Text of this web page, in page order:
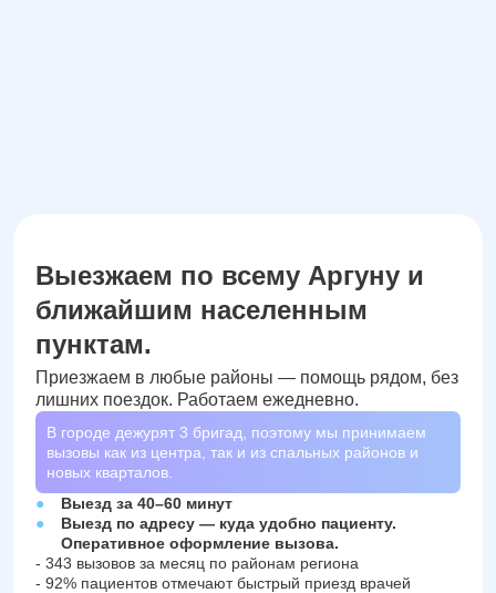
Выезжаем по всему Аргуну и
ближайшим населенным
пунктам.
Приезжаем в любые районы — помощь рядом, без
лишних поездок. Работаем ежедневно.
В городе дежурят 3 бригад, поэтому мы принимаем
вызовы как из центра, так и из спальных районов и
новых кварталов.
Выезд за 40–60 минут
Выезд по адресу — куда удобно пациенту.
Оперативное оформление вызова.
- 343 вызовов за месяц по районам региона
- 92% пациентов отмечают быстрый приезд врачей